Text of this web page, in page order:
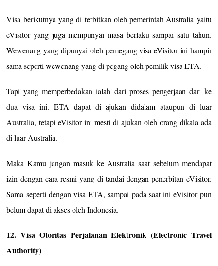
Visa berikutnya yang di terbitkan oleh pemerintah Australia yaitu
eVisitor yang juga mempunyai masa berlaku sampai satu tahun.
Wewenang yang dipunyai oleh pemegang visa eVisitor ini hampir
sama seperti wewenang yang di pegang oleh pemilik visa ETA.
Tapi yang memperbedakan ialah dari proses pengerjaan dari ke
dua visa ini. ETA dapat di ajukan didalam ataupun di luar
Australia, tetapi eVisitor ini mesti di ajukan oleh orang dikala ada
di luar Australia.
Maka Kamu jangan masuk ke Australia saat sebelum mendapat
izin dengan cara resmi yang di tandai dengan penerbitan eVisitor.
Sama seperti dengan visa ETA, sampai pada saat ini eVisitor pun
belum dapat di akses oleh Indonesia.
12. Visa Otoritas Perjalanan Elektronik (Electronic Travel
Authority)